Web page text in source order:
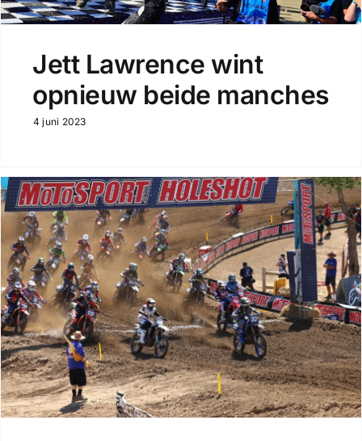
Jett Lawrence wint
opnieuw beide manches
4 juni 2023